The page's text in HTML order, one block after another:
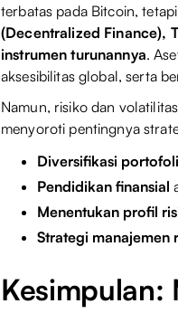
terbatas pada Bitcoin,
(Decentralized Finance),
instrumen turunannya.
aksesibilitas global, serta
Namun, risiko dan
menyoroti pentingnya
Diversifikasi
Pendidikan finansial
Menentukan profil
Strategi manajemen
Kesimpulan: